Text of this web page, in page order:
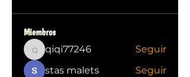
Miembros
qiqi77246
qiqi77246
Seguir
stas malets
Seguir